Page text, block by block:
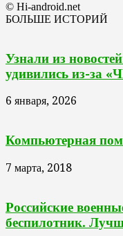
© Hi-android.net
БОЛЬШЕ ИСТОРИЙ
Узнали из
удивились из-за
6 января, 2026
Компьютерная
7 марта, 2018
Российские
беспилотник.